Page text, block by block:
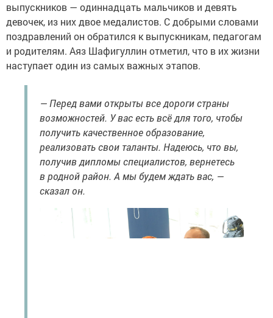
выпускников — одиннадцать мальчиков и девять
девочек, из них двое медалистов. С добрыми словами
поздравлений он обратился к выпускникам, педагогам
и родителям. Аяз Шафигуллин отметил, что в их жизни
наступает один из самых важных этапов.
— Перед вами открыты все дороги страны
возможностей. У вас есть всё для того, чтобы
получить качественное образование,
реализовать свои таланты. Надеюсь, что вы,
получив дипломы специалистов, вернетесь
в родной район. А мы будем ждать вас, —
сказал он.